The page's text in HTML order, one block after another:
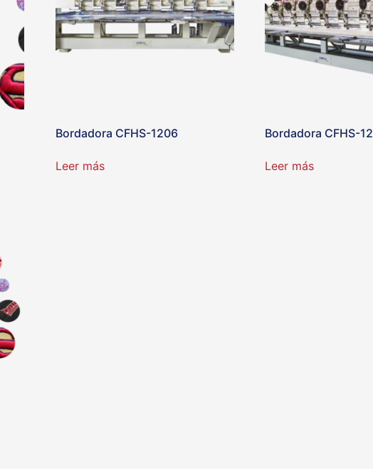
Bordadora CFHS-1206
Leer más
Bordadora CFHS-
Leer más